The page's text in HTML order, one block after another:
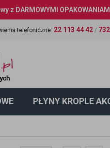
z DARMOWYMI
telefoniczne: 22 113 44 42 /
PŁYNY KROPLE